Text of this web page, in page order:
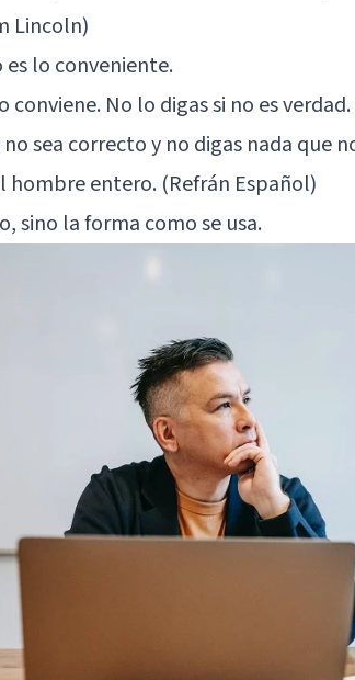
Lincoln)
lo conveniente.
conviene. No lo digas si no es
sea correcto y no digas nada que
hombre entero. (Refrán Español)
sino la forma como se usa.